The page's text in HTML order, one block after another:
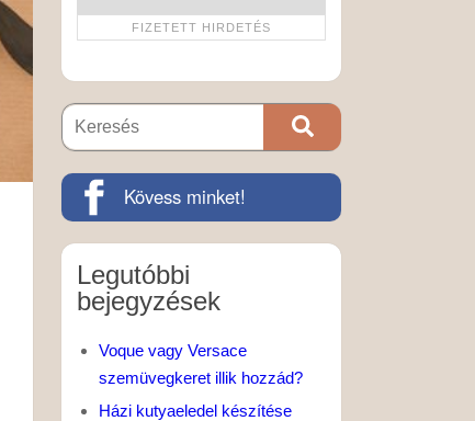
Kövess minket!
Legutóbbi
bejegyzések
Voque vagy Versace
szemüvegkeret illik hozzád?
Házi kutyaeledel készítése